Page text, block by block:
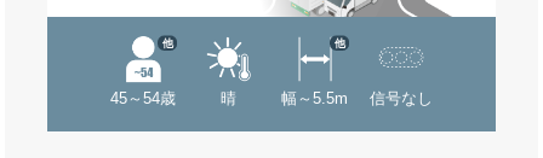
45～54歳
他
晴 幅～5.5m
他
信号なし